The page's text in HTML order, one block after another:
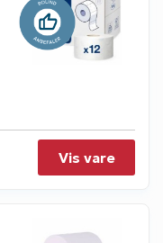
Vis vare